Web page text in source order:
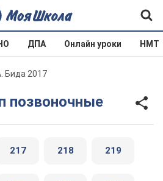
ДПА Онлайн уроки НМТ
Бида 2017
позвоночные
217 218 219